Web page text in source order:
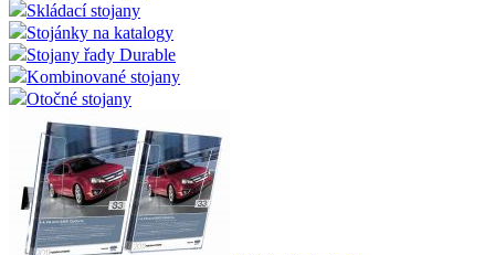
Skládací stojany
Stojánky na katalogy
Stojany řady Durable
Kombinované stojany
Otočné stojany